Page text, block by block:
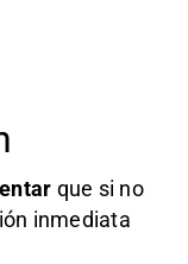
que si no
inmediata